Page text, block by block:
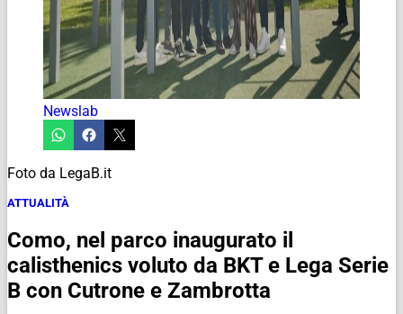
Newslab
Foto da LegaB.it
ATTUALITÀ
Como, nel parco inaugurato il
calisthenics voluto da BKT e Lega Serie
B con Cutrone e Zambrotta